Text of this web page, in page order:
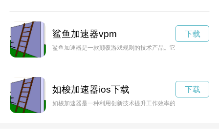
鲨鱼加速器vpm
鲨鱼加速器是一款颠覆游戏规则的技术产品。它能够在短时间
下载
如梭加速器ios下载
如梭加速器是一种利用创新技术提升工作效率的智能辅助工具
下载